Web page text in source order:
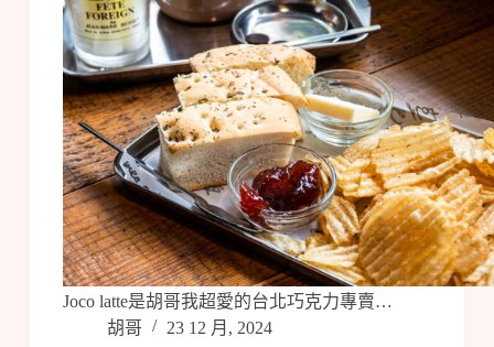
Joco latte是胡哥我超愛的台北巧克力專賣…
胡哥
23 12 月, 2024